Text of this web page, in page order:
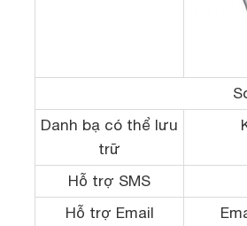
Danh bạ có thể lưu
trữ
Hỗ trợ SMS
Hỗ trợ Email